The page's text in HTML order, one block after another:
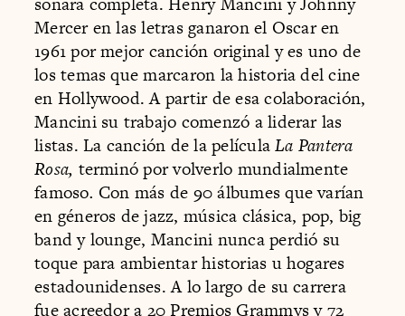
Mercer en las letras ganaron el Oscar en
1961 por mejor canción original y es uno de
los temas que marcaron la historia del cine
en Hollywood. A partir de esa colaboración,
Mancini su trabajo comenzó a liderar las
listas. La canción de la películaLa Pantera
Rosa, terminó por volverlo mundialmente
famoso. Con más de 90 álbumes que varían
en géneros de jazz, música clásica, pop, big
band y lounge, Mancini nunca perdió su
toque para ambientar historias u hogares
estadounidenses. A lo largo de su carrera
fue acreedor a 20 Premios Grammys y 72